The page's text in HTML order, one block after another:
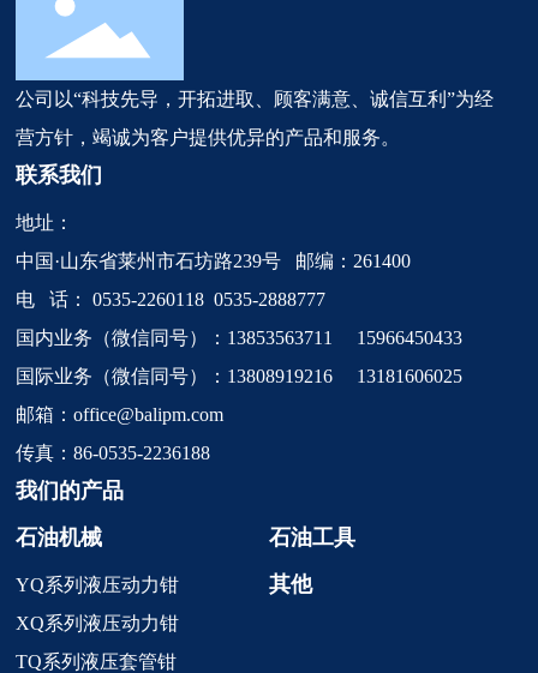
公司以“科技先导，开拓进取、顾客满意、诚信互利”为经
营方针，竭诚为客户提供优异的产品和服务。
联系我们
地址：
中国·山东省莱州市石坊路239号 邮编：261400
电 话：0535-2260118 0535-2888777
国内业务（微信同号）：13853563711 15966450433
国际业务（微信同号）：13808919216 13181606025
邮箱：office@balipm.com
传真：86-0535-2236188
我们的产品
石油机械
YQ系列液压动力钳
XQ系列液压动力钳
TQ系列液压套管钳
石油工具
其他